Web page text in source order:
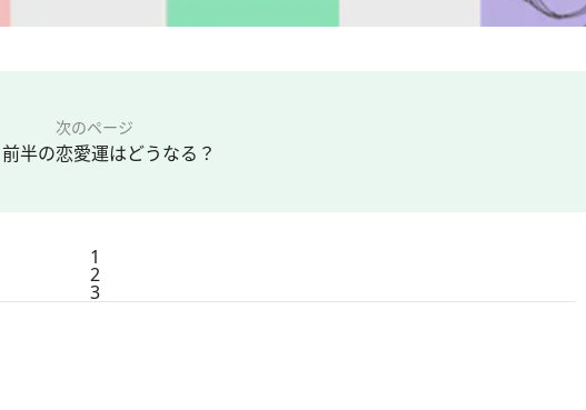
次のページ
半の恋愛運はどうなる？
1
2
3